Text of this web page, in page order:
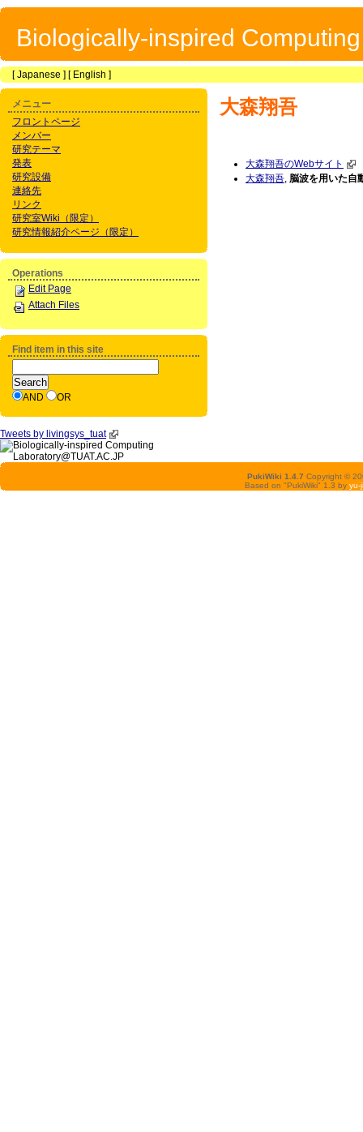
Biologically-inspired
[Japanese ] [ English ]
大森翔吾
大森翔吾のWebサイト
大森翔吾, 脳波を用いた自
メニュー
フロントページ
メンバー
研究テーマ
発表
研究設備
連絡先
リンク
研究室Wiki（限定）
研究情報紹介ページ（限定）
Operations
Edit Page
Attach Files
Find item in this site
AND OR
Tweets by livingsys_tuat
PukiWiki 1.4.7 Copyright ©
Based on "PukiWiki" 1.3 by yu-ji